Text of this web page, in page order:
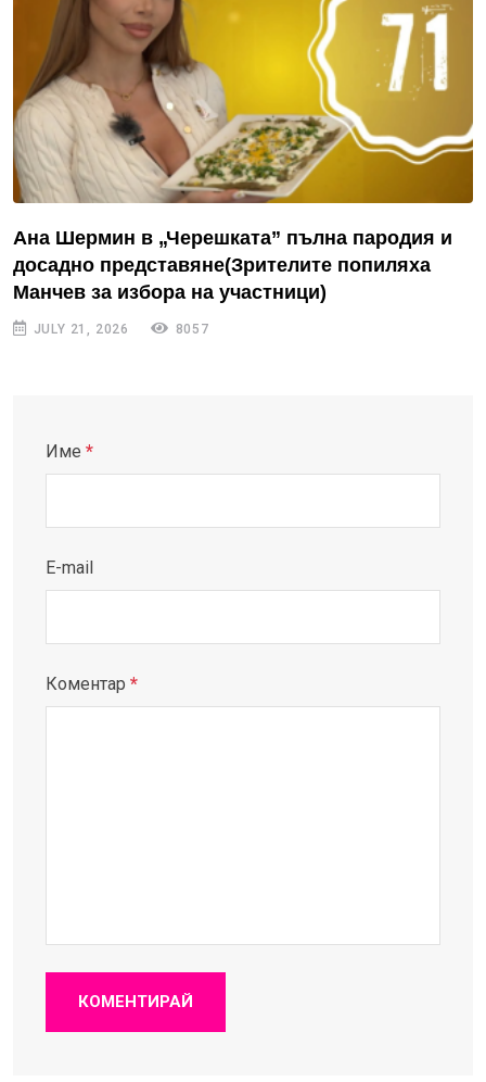
Ана Шермин в „Черешката” пълна пародия и
досадно представяне(Зрителите попиляха
Манчев за избора на участници)
JULY 21, 2026 8057
Име *
E-mail
Коментар *
КОМЕНТИРАЙ